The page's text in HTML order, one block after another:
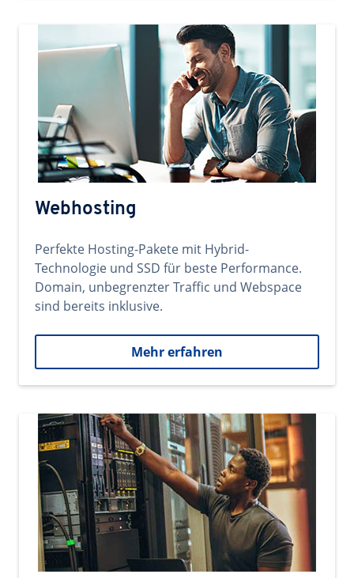
Webhosting
Perfekte Hosting-Pakete mit Hybrid-
Technologie und SSD für beste Performance.
Domain, unbegrenzter Traffic und Webspace
sind bereits inklusive.
Mehr erfahren